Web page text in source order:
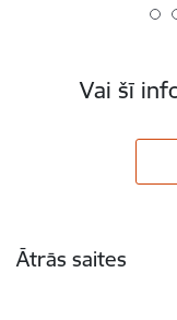
Vai šī
Ātrās saites